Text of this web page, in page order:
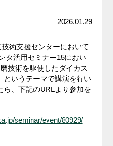
2026.01.29
術支援センターにおいて
タ活用セミナー15におい
技術を駆使したダイカス
というテーマで講演を行い
ら、下記のURLより参加を
seminar/event/80929/